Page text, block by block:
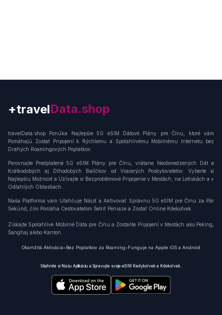
+travelConnection
travelData.shop Ponúka Najlepšie 5G eSIM Dátové Plány pre Čínu, ktoré vám
Pomáhajú Zostať Pripojení k Rýchlemu a Spoľahlivému Mobilnému Internetu bez
Drahých Roamingových Poplatkov.
Porovnajte Predplatené 5G eSIM Plány pre Čínu, vrátane Neobmedzených Dát a
Krátkodobých aj Dlhodobých Balíčkov od Viacerých Poskytovateľov. Vyberte si
Najlepšiu Možnosť a Užívajte si Bezproblémové Pripojenie v Mestách, na Letiskách a v
Odľahlých Oblastiach.
Naša Platforma vám Uľahčuje Nájsť a Aktivovať Správnu 5G eSIM pre Čínu za Pár
Sekúnd, čím Pomáha Cestovateľom Šetriť Peniaze a Zostať Online Kdekoľvek.
Získajte Spoľahlivé Mobilné Dáta pre Čínu a Zostaňte Pripojení v Mestách ako Peking,
Šanghaj alebo Kanton.
Okamžitá Aktivácia•Bez Poplatkov za Roaming•Funguje na Apple iOS a Android
Stiahnite si Našu Aplikáciu a Spravujte svoje eSIM Kedykoľvek a Kdekoľvek.